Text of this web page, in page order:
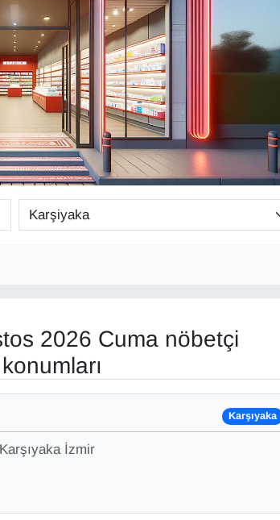
2026 Cuma nöbetçi
Karşıyaka
İzmir